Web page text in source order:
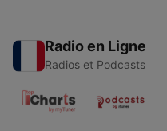
Radio en Ligne
Radios et Podcasts